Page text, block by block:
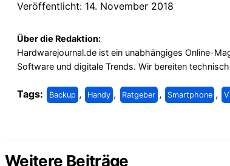
Veröffentlicht: 14. November 2018
Über die Redaktion:
Hardwarejournal.de ist ein unabhängiges Online-
Software und digitale Trends. Wir bereiten
Tags: Backup , Handy , Ratgeber , Smartphone ,
Weitere Beiträge